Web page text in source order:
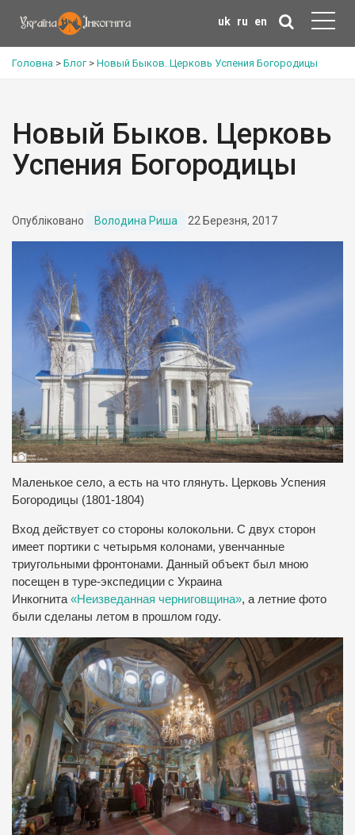
uk ru en
Головна > Блог> Новый Быков. Церковь Успения Богородицы
Новый Быков. Церковь
Успения Богородицы
Опубліковано Володина Риша 22 Березня, 2017
Маленькое село, а есть на что глянуть. Церковь Успения
Богородицы (1801-1804)
Вход действует со стороны колокольни. С двух сторон
имеет портики с четырьмя колонами, увенчанные
триугольными фронтонами. Данный объект был мною
посещен в туре-экспедиции с Украина
Инкогнита «Неизведанная черниговщина», а летние фото
были сделаны летом в прошлом году.